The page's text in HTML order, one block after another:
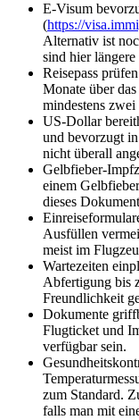
E-Visum
(https://
Alternativ ist
sind hier
Reisepass
Monate über
mindestens
US-Dollar
und bevorzugt
nicht überall
Gelbfieber-
einem
dieses
Ausfüllen
meist im
Wartezeiten
Abfertigung bis
Freundlichkeit
Dokumente
Flugticket und
verfügbar sein.
zum Standard.
falls man mit